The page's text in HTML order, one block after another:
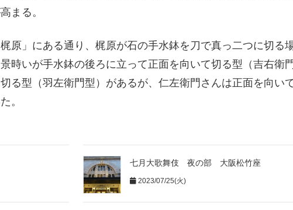
まる。
原」にある通り、梶原が石の手水鉢を刀で真っ二つに切る
時いが手水鉢の後ろに立って正面を向いて切る型（吉右衛門
る型（羽左衛門型）があるが、仁左衛門さんは正面を向い
。
七月大歌舞伎 夜の部 大阪松竹座
2023/07/25(火)